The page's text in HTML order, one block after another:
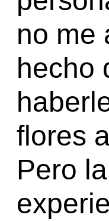
no me
hecho
flores
Pero la